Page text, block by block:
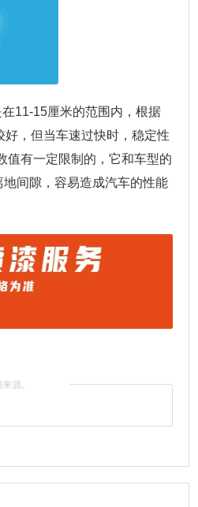
11-15厘米的范围内，根据
，但当车速过快时，稳定性
值有一定限制的，它和车型的
间隙，容易造成汽车的性能
源。